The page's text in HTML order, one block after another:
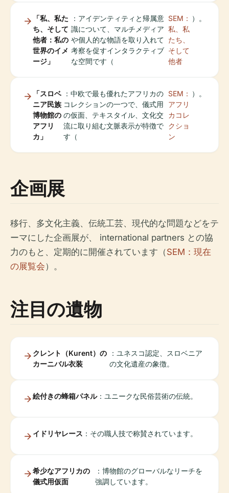
「私、私た
ち、そして
他者：私の
世界のイメ
ージ」
：アイデンティティと帰属意
識について、マルチメディア
や個人的な物語を取り入れて
考察を促すインタラクティブ
な空間です（
SEM：
私、私
たち、
そして
他者
）。
「スロベ
ニア民族
博物館の
アフリ
カ」
：中欧で最も優れたアフリカの
コレクションの一つで、儀式用
の仮面、テキスタイル、文化交
流に取り組む文脈表示が特徴で
す（
SEM：
アフリ
カコレ
クショ
ン
）。
企画展
移行、多文化主義、伝統工芸、現代的な問題などをテ
ーマにした企画展が、 international partners との協
力のもと、定期的に開催されています（SEM：現在
の展覧会）。
注目の遺物
クレント（Kurent）の
カーニバル衣装
：ユネスコ認定、スロベニア
の文化遺産の象徴。
絵付きの蜂箱パネル：ユニークな民俗芸術の伝統。
イドリヤレース ：その職人技で称賛されています。
希少なアフリカの
儀式用仮面
：博物館のグローバルなリーチを
強調しています。